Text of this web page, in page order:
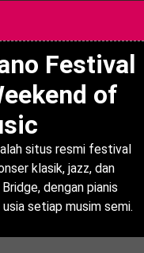
Festival
of
situs resmi festival
klasik, jazz, dan
dengan pianis
setiap musim semi.